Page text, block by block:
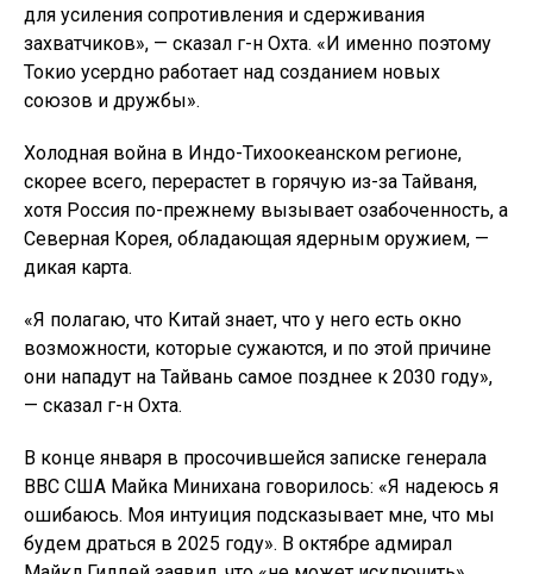
для усиления сопротивления и сдерживания
захватчиков», — сказал г-н Охта. «И именно поэтому
Токио усердно работает над созданием новых
союзов и дружбы».
Холодная война в Индо-Тихоокеанском регионе,
скорее всего, перерастет в горячую из-за Тайваня,
хотя Россия по-прежнему вызывает озабоченность, а
Северная Корея, обладающая ядерным оружием, —
дикая карта.
«Я полагаю, что Китай знает, что у него есть окно
возможности, которые сужаются, и по этой причине
они нападут на Тайвань самое позднее к 2030 году»,
— сказал г-н Охта.
В конце января в просочившейся записке генерала
ВВС США Майка Минихана говорилось: «Я надеюсь я
ошибаюсь. Моя интуиция подсказывает мне, что мы
будем драться в 2025 году». В октябре адмирал